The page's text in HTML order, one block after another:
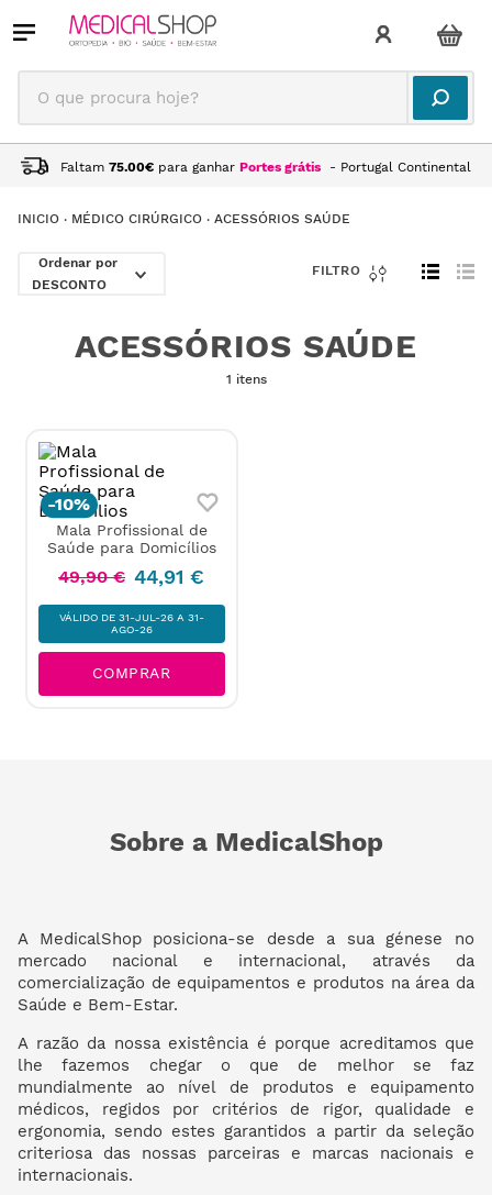
O que procura hoje?
Faltam 75.00€ para ganhar Portes grátis - Portugal Continental
MÉDICO CIRÚRGICO ACESSÓRIOS SAÚDE
DESCONTO
ACESSÓRIOS SAÚDE
1 itens
-10%
Mala Profissional de
Saúde para Domicílios
49,90 € 44,91 €
VÁLIDO DE 31-JUL-26 A 31-
AGO-26
COMPRAR
Sobre a MedicalShop
A MedicalShop posiciona-se desde a sua génese no
mercado nacional e internacional, através da
comercialização de equipamentos e produtos na área da
Saúde e Bem-Estar.
A razão da nossa existência é porque acreditamos que
lhe fazemos chegar o que de melhor se faz
mundialmente ao nível de produtos e equipamento
médicos, regidos por critérios de rigor, qualidade e
ergonomia, sendo estes garantidos a partir da seleção
criteriosa das nossas parceiras e marcas nacionais e
internacionais.